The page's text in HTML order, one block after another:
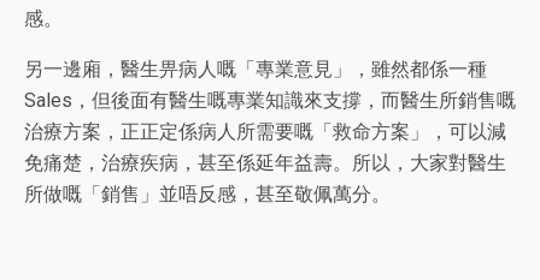
感。
另一邊廂，醫生畀病人嘅「專業意見」，雖然都係一種
Sales ，但後面有醫生嘅專業知識來支撐，而醫生所銷售嘅
治療方案，正正定係病人所需要嘅「救命方案」，可以減
免痛楚，治療疾病，甚至係延年益壽。所以，大家對醫生
所做嘅「銷售」並唔反感，甚至敬佩萬分。